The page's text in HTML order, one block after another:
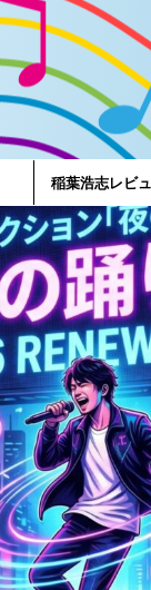
稲葉浩志レビ